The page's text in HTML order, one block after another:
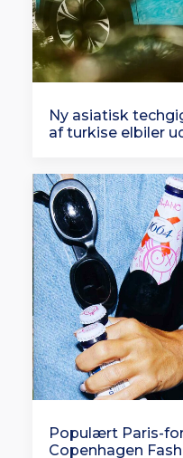
Ny asiatisk
af turkise elbiler
Populært Paris-
Copenhagen